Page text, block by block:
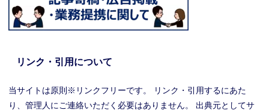
リンク・引用について
当サイトは原則※リンクフリーです。 リンク・引用するにあた
り、管理人にご連絡いただく必要はありません。 出典元としてサ